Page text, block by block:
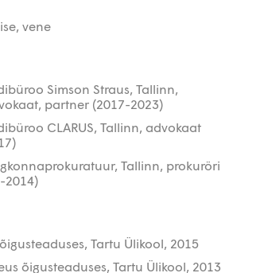
vene
Simson Straus, Tallinn,
partner (2017-2023)
CLARUS, Tallinn, advokaat
Tallinn, prokuröri
2014)
Tartu Ülikool, 2015
õigusteaduses, Tartu Ülikool, 2013